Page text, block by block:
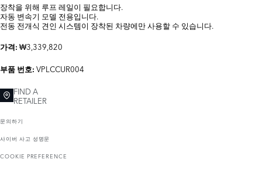
장착을 위해 루프 레일이 필요합니다.
자동 변속기 모델 전용입니다.
전동 전개식 견인 시스템이 장착된 차량에만 사용할 수 있습니다.
가격: ₩3,339,820
부품 번호: VPLCCUR004
FIND A
RETAILER
문의하기
사이버 사고 성명문
COOKIE PREFERENCE